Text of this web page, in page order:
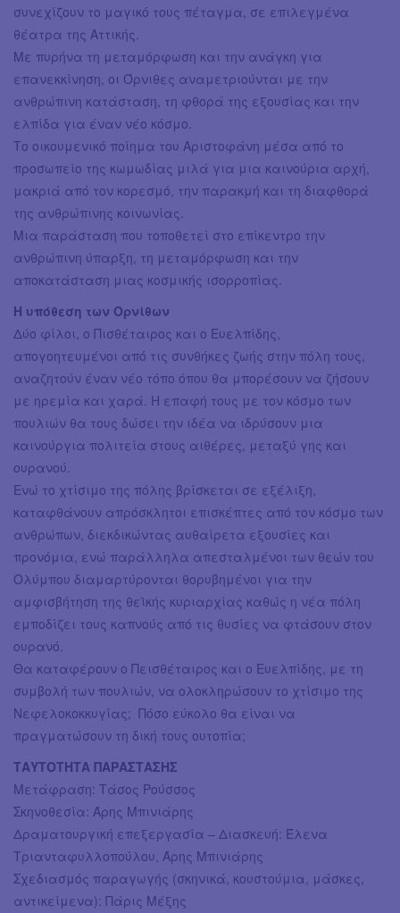
συνεχίζουν το μαγικό τους πέταγμα, σε επιλεγμένα
θέατρα της Αττικής.
Με πυρήνα τη μεταμόρφωση και την ανάγκη για
επανεκκίνηση, οι Όρνιθες αναμετριούνται με την
ανθρώπινη κατάσταση, τη φθορά της εξουσίας και την
ελπίδα για έναν νέο κόσμο.
Το οικουμενικό ποίημα του Αριστοφάνη μέσα από το
προσωπείο της κωμωδίας μιλά για μια καινούρια αρχή,
μακριά από τον κορεσμό, την παρακμή και τη διαφθορά
της ανθρώπινης κοινωνίας.
Μια παράσταση που τοποθετεί στο επίκεντρο την
ανθρώπινη ύπαρξη, τη μεταμόρφωση και την
αποκατάσταση μιας κοσμικής ισορροπίας.
Η υπόθεση των Ορνίθων
Δύο φίλοι, ο Πισθέταιρος και ο Ευελπίδης,
απογοητευμένοι από τις συνθήκες ζωής στην πόλη τους,
αναζητούν έναν νέο τόπο όπου θα μπορέσουν να ζήσουν
με ηρεμία και χαρά. Η επαφή τους με τον κόσμο των
πουλιών θα τους δώσει την ιδέα να ιδρύσουν μια
καινούργια πολιτεία στους αιθέρες, μεταξύ γης και
ουρανού.
Ενώ το χτίσιμο της πόλης βρίσκεται σε εξέλιξη,
καταφθάνουν απρόσκλητοι επισκέπτες από τον κόσμο των
ανθρώπων, διεκδικώντας αυθαίρετα εξουσίες και
προνόμια, ενώ παράλληλα απεσταλμένοι των θεών του
Ολύμπου διαμαρτύρονται θορυβημένοι για την
αμφισβήτηση της θεϊκής κυριαρχίας καθώς η νέα πόλη
εμποδίζει τους καπνούς από τις θυσίες να φτάσουν στον
ουρανό.
Θα καταφέρουν ο Πεισθέταιρος και ο Ευελπίδης, με τη
συμβολή των πουλιών, να ολοκληρώσουν το χτίσιμο της
Νεφελοκοκκυγίας; Πόσο εύκολο θα είναι να
πραγματώσουν τη δική τους ουτοπία;
ΤΑΥΤΟΤΗΤΑ ΠΑΡΑΣΤΑΣΗΣ
Μετάφραση: Τάσος Ρούσσος
Σκηνοθεσία: Άρης Μπινιάρης
Δραματουργική επεξεργασία – Διασκευή: Έλενα
Τριανταφυλλοπούλου, Άρης Μπινιάρης
Σχεδιασμός παραγωγής (σκηνικά, κουστούμια, μάσκες,
αντικείμενα): Πάρις Μέξης